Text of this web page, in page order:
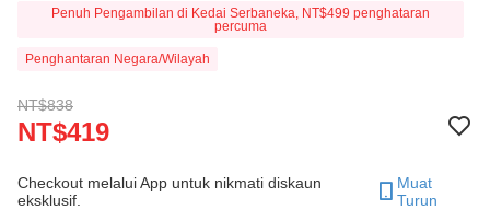
Penuh Pengambilan di Kedai Serbaneka, NT$499 penghataran
percuma
Penghantaran Negara/Wilayah
NT$838
NT$419
Checkout melalui App untuk nikmati diskaun
eksklusif.
Muat
Turun